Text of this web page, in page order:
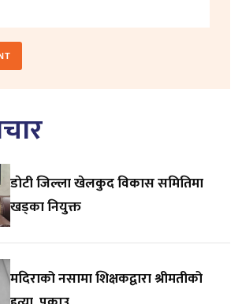
डाेटी जिल्ला खेलकुद विकास समितिमा
खड्का नियुक्त
मदिराको नसामा शिक्षकद्वारा श्रीमतीको